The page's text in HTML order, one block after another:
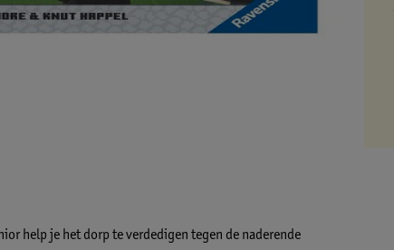
help je het dorp te verdedigen tegen de naderende